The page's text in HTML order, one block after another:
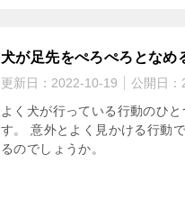
犬が足先をぺろぺろとなめ
更新日： 2022-10-19 公開日：
よく犬が行っている行動のひ
す。 意外とよく見かける行動
るのでしょうか。